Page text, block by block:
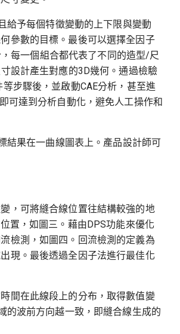
給予每個特徵變動的上下限與變動
參數的目標。最後可以選擇全因子
每一個組合都代表了不同的造型/尺
設計產生對應的3D幾何。通過檢驗
步驟後，並啟動CAE分析，甚至進
可達到分析自動化，避免人工操作和
結果在一曲線圖表上。產品設計師可
，可將縫合線位置往結構較強的地
置，如圖三。藉由DPS功能來優化
檢測，如圖四。回流檢測的定義為
現。最後透過全因子法進行最佳化
間在此線段上的分布，取得數值變
的波前方向越一致，即縫合線生成的